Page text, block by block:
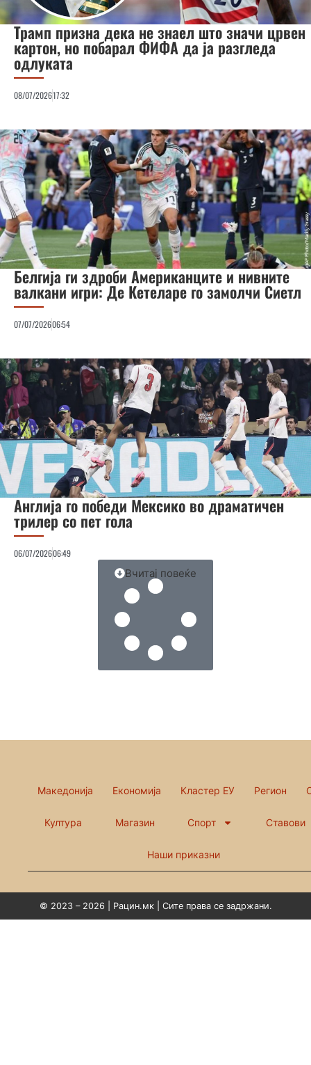
Трамп призна дека не знаел што значи црвен
картон, но побарал ФИФА да ја разгледа
одлуката
08/07/202617:32
Белгија ги здроби Американците и нивните
валкани игри: Де Кетеларе го замолчи Сиетл
07/07/202606:54
Англија го победи Мексико во драматичен
трилер со пет гола
06/07/202606:49
Вчитај повеќе
Македонија Економија Кластер ЕУ Регион
Култура Магазин Спорт Ставови
Наши приказни
© 2023 – 2026 | Рацин.мк | Сите права се задржани.